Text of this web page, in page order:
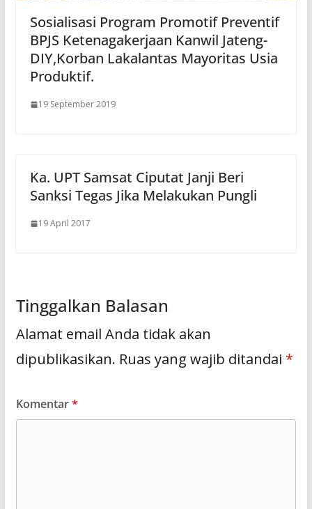
Sosialisasi Program Promotif Preventif
BPJS Ketenagakerjaan Kanwil Jateng-
DIY,Korban Lakalantas Mayoritas Usia
Produktif.
19 September 2019
Ka. UPT Samsat Ciputat Janji Beri
Sanksi Tegas Jika Melakukan Pungli
19 April 2017
Tinggalkan Balasan
Alamat email Anda tidak akan
dipublikasikan. Ruas yang wajib ditandai *
Komentar*